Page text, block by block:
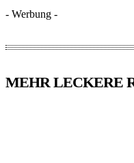
- Werbung -
MEHR LECKERE